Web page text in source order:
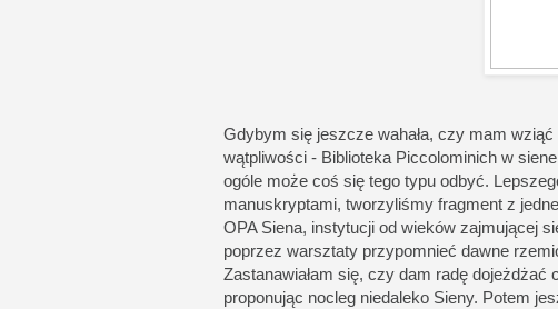
Gdybym się jeszcze wahała, czy mam
wątpliwości - Biblioteka Piccolominich w
ogóle może coś się tego typu odbyć.
manuskryptami, tworzyliśmy fragment z
OPA Siena, instytucji od wieków zajmującej
poprzez warsztaty przypomnieć dawne
Zastanawiałam się, czy dam radę dojeżdżać
proponując nocleg niedaleko Sieny. Potem